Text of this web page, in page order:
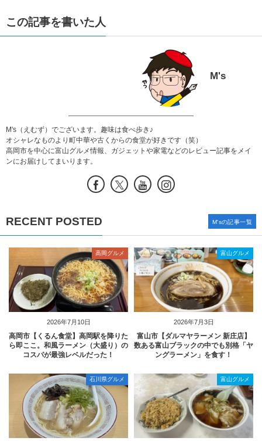
この記事を書いた人
M's
M's（えむず）でございます。趣味は食べ歩き♪
オシャレなものより町中華や古くからの食堂が好きです（笑）
高岡市を中心に富山グルメ情報、ガジェットや家電などのレビュー記事をメイ
ンにお届けしてまいります。
RECENT POSTED
2026年7月10日
高岡グルメ
高岡市【くるん食堂】高岡駅を降りた
ら即ここ。和風ラーメン（大盛り）の
コスパが最強レベルだった！
2026年7月3日
富山グルメ
富山市【ダルマヤラーメン 新庄店】
数ある富山ブラックの中でも別格「ヤ
ングラーメン」を食す！
石川県グルメ 富山グルメ
M'sの記事一覧